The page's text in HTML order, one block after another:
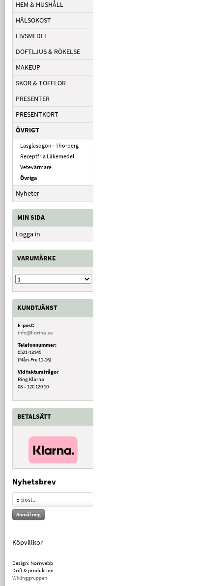
HEM & HUSHÅLL
HÄLSOKOST
LIVSMEDEL
DOFTLJUS & RÖKELSE
MAKEUP
SKOR & TOFFLOR
PRESENTER
PRESENTKORT
ÖVRIGT
Läsglasögon - Thorberg
Receptfria Läkemedel
Vetevärmare
Övriga
Nyheter
MIN SIDA
Logga in
VARUMÄRKE
KUNDTJÄNST
E-post:
info@fiorina.se
Telefonnummer:
0521-13145
(Mån-Fre 11-16)
Vid fakturafrågor
Ring Klarna
08 – 120 120 10
BETALSÄTT
Nyhetsbrev
Anmäl mig
Köpvillkor
Design: Norrwebb
Drift & produktion:
Wikinggruppen